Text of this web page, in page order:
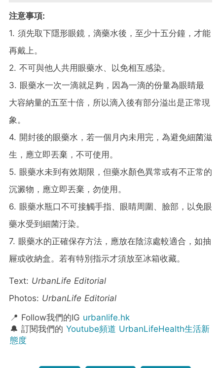
注意事項:
1. 須先取下隱形眼鏡，滴藥水後，至少十五分鐘，才能
再戴上。
2. 不可與他人共用眼藥水、以免相互感染。
3. 眼藥水一次一滴就足夠，因為一滴的份量為眼睛最
大容納量的五至十倍，所以滴入後有部分溢出是正常現
象。
4. 開封後的眼藥水，若一個月內未用完，為避免細菌滋
生，應立即丟棄，不可使用。
5. 眼藥水未到有效期限，但藥水顏色異常或有不正常的
沉澱物，應立即丟棄，勿使用。
6. 眼藥水瓶口不可接觸手指、眼睛周圍、臉部，以免眼
藥水受到細菌汙染。
7. 眼藥水的正確保存方法，應放在陰涼處較適合，如抽
屜或收納盒。若有特別指示才須放至冰箱收藏。
Text: UrbanLife Editorial
Photos: UrbanLife Editorial
📍 Follow我們的IG urbanlife.hk
🔔 訂閱我們的 Youtube頻道 UrbanLifeHealth生活新
態度